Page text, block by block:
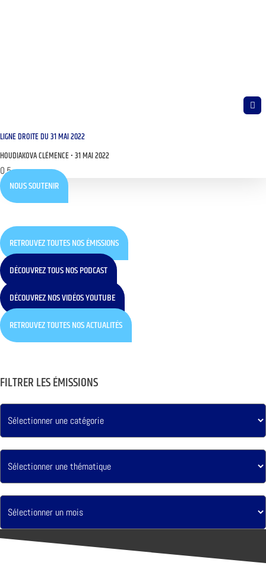
LIGNE DROITE DU 31 MAI 2022
HOUDIAKOVA CLÉMENCE 31 MAI 2022
NOUS SOUTENIR
RETROUVEZ TOUTES NOS ÉMISSIONS
DÉCOUVREZ TOUS NOS PODCAST
DÉCOUVREZ NOS VIDÉOS YOUTUBE
RETROUVEZ TOUTES NOS ACTUALITÉS
FILTRER LES ÉMISSIONS